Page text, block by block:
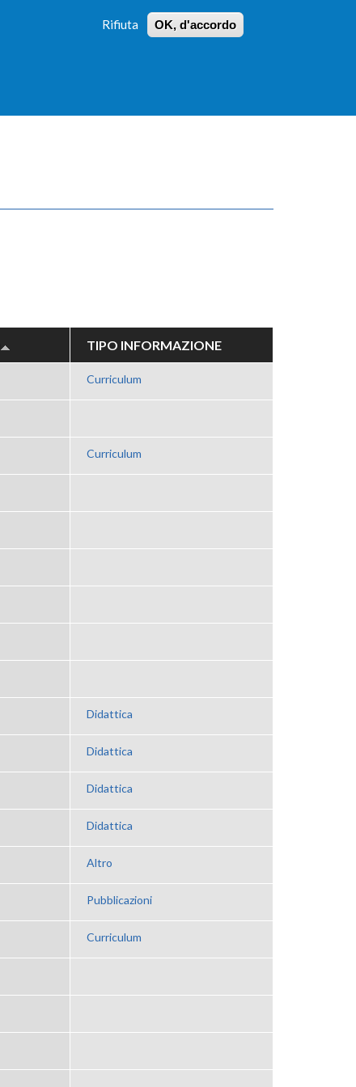
Rifiuta OK, d'accordo
RICERCA
TIPO INFORMAZIONE
Curriculum
Curriculum
Didattica
Didattica
Didattica
Didattica
Altro
Pubblicazioni
Curriculum